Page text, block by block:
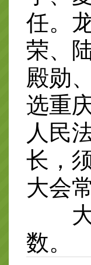
任。
荣、
殿勋
选重
人民
长，
大会
大
数。